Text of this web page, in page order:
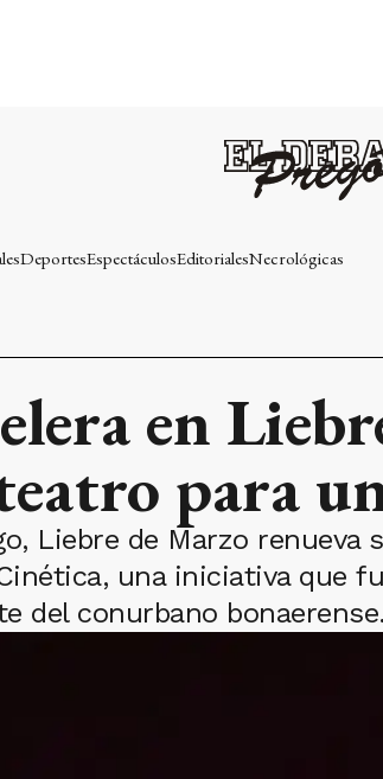
DeportesEspectáculosEditorialesNecrológicas
en
para
Liebre de Marzo
una iniciativa que
del conurbano bonaerense.